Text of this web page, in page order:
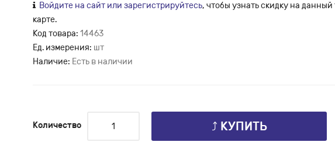
Войдите на сайт или зарегистрируйтесь, чтобы узнать скидку на
карте.
Код товара: 14463
Ед. измерения: шт
Наличие: Есть в наличии
Количество ⤴ КУПИТЬ